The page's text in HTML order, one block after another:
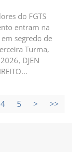
do FGTS
entram na
em segredo de
Turma,
DJEN
4 5 > >>